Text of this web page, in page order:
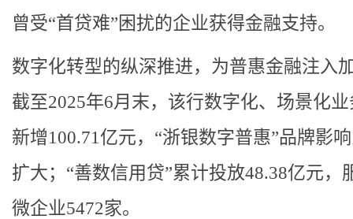
曾受“首贷难”困扰的企业获得金融支持。
数字化转型的纵深推进，为普惠金融注入
截至2025年6月末，该行数字化、场景化
新增100.71亿元，“浙银数字普惠”品牌影
扩大；“善数信用贷”累计投放48.38亿元，
微企业5472家。